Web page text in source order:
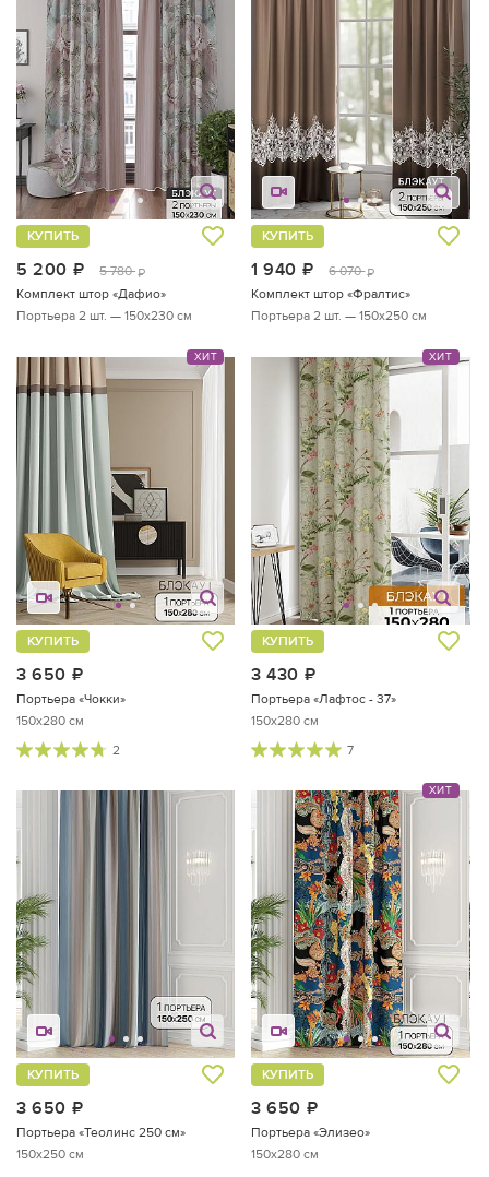
5 200 руб.
5 780 руб.
КУПИТЬ
Комплект штор «Дафио»
Портьера 2 шт. — 150х230 см
1 940 руб.
6 070 руб.
КУПИТЬ
Комплект штор «Фралтис»
Портьера 2 шт. — 150х250 см
ХИТ
3 650
КУПИТЬ
Портьера «Чокки»
150x280 см
2
ХИТ
3 430
КУПИТЬ
Портьера «Лафтос - 37»
150x280 см
7
3 650
КУПИТЬ
Портьера «Теолинс 250 см»
150x250 см
ХИТ
3 650
КУПИТЬ
Портьера «Элизео»
150x280 см